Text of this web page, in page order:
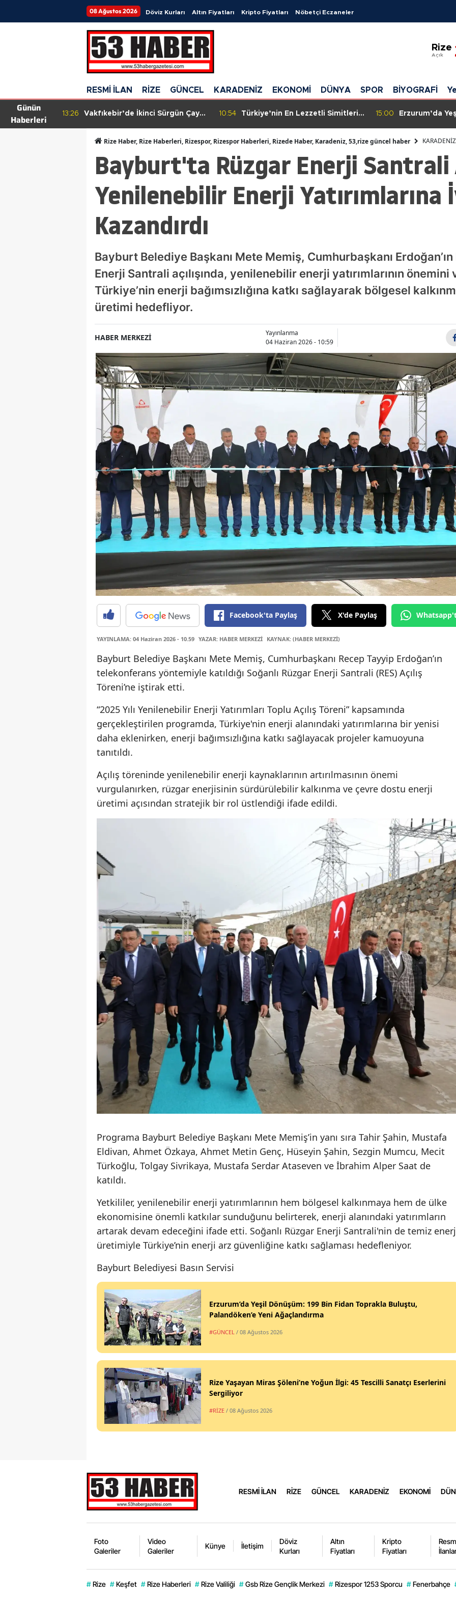
08 Ağustos 2026 Döviz Kurları Altın Fiyatları Kripto Fiyatları Nöbetçi Eczaneler
Rize
Açık
Ağrı
Bitlis
Ordu
Rize
Sinop
Sivas
RESMİ İLAN RİZE GÜNCEL KARADENİZ EKONOMİ DÜNYA SPOR BİYOGRAFİ
Günün
Haberleri
10:54
Türkiye’nin En Lezzetli Simitleri
15:00
Erzurum’da Yeşil Dönüşüm: 199
14:58
Rize Yaşayan
Rize Haber, Rize Haberleri, Rizespor, Rizespor Haberleri, Rizede Haber, Karadeniz, 53,rize güncel haber KARADENİZ
Bayburt'ta Rüzgar Enerji Santrali
Yenilenebilir Enerji Yatırımlarına
Kazandırdı
Bayburt Belediye Başkanı Mete Memiş, Cumhurbaşkanı Erdoğan’ın
Enerji Santrali açılışında, yenilenebilir enerji yatırımlarının önemini
Türkiye’nin enerji bağımsızlığına katkı sağlayarak bölgesel
üretimi hedefliyor.
HABER MERKEZİ
Yayınlanma
04 Haziran 2026 - 10:59
Facebook'ta Paylaş X'de Paylaş
YAYINLAMA: 04 Haziran 2026 - 10.59 YAZAR: HABER MERKEZİ KAYNAK: (HABER MERKEZİ)
Bayburt Belediye Başkanı Mete Memiş, Cumhurbaşkanı Recep Tayyip Erdoğan’ın
telekonferans yöntemiyle katıldığı Soğanlı Rüzgar Enerji Santrali (RES) Açılış
Töreni’ne iştirak etti.
“2025 Yılı Yenilenebilir Enerji Yatırımları Toplu Açılış Töreni” kapsamında
gerçekleştirilen programda, Türkiye'nin enerji alanındaki yatırımlarına bir yenisi
daha eklenirken, enerji bağımsızlığına katkı sağlayacak projeler kamuoyuna
tanıtıldı.
Açılış töreninde yenilenebilir enerji kaynaklarının artırılmasının önemi
vurgulanırken, rüzgar enerjisinin sürdürülebilir kalkınma ve çevre dostu enerji
üretimi açısından stratejik bir rol üstlendiği ifade edildi.
Programa Bayburt Belediye Başkanı Mete Memiş’in yanı sıra Tahir Şahin, Mustafa
Eldivan, Ahmet Özkaya, Ahmet Metin Genç, Hüseyin Şahin, Sezgin Mumcu, Mecit
Türkoğlu, Tolgay Sivrikaya, Mustafa Serdar Ataseven ve İbrahim Alper Saat de
katıldı.
Yetkililer, yenilenebilir enerji yatırımlarının hem bölgesel kalkınmaya hem de ülke
ekonomisine önemli katkılar sunduğunu belirterek, enerji alanındaki yatırımların
artarak devam edeceğini ifade etti. Soğanlı Rüzgar Enerji Santrali'nin de temiz
üretimiyle Türkiye’nin enerji arz güvenliğine katkı sağlaması hedefleniyor.
Bayburt Belediyesi Basın Servisi
Erzurum’da Yeşil Dönüşüm: 199 Bin Fidan Toprakla Buluştu,
Palandöken’e Yeni Ağaçlandırma
#GÜNCEL / 08 Ağustos 2026
Rize Yaşayan Miras Şöleni’ne Yoğun İlgi: 45 Tescilli Sanatçı Eserlerini
Sergiliyor
#RİZE / 08 Ağustos 2026
RESMİ İLAN RİZE GÜNCEL KARADENİZ EKONOMİ
Foto
Galeriler
Video
Galeriler
Künye İletişim
Döviz
Kurları
Altın
Fiyatları
Kripto
Fiyatları
# Rize # Keşfet # Rize Haberleri # Rize Valiliği # Gsb Rize Gençlik Merkezi # Rizespor 1253 Sporcu # Fenerbahçe